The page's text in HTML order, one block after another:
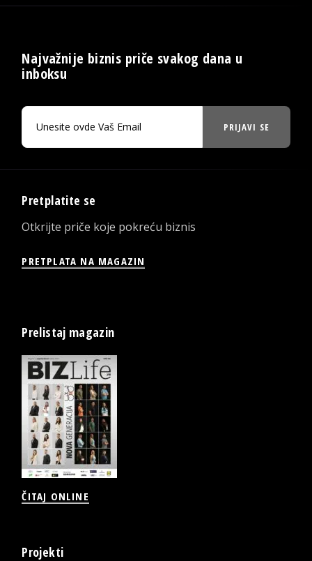
Najvažnije biznis priče svakog dana u
inboksu
PRIJAVI SE
Pretplatite se
Otkrijte priče koje pokreću biznis
PRETPLATA NA MAGAZIN
Prelistaj magazin
ČITAJ ONLINE
Projekti